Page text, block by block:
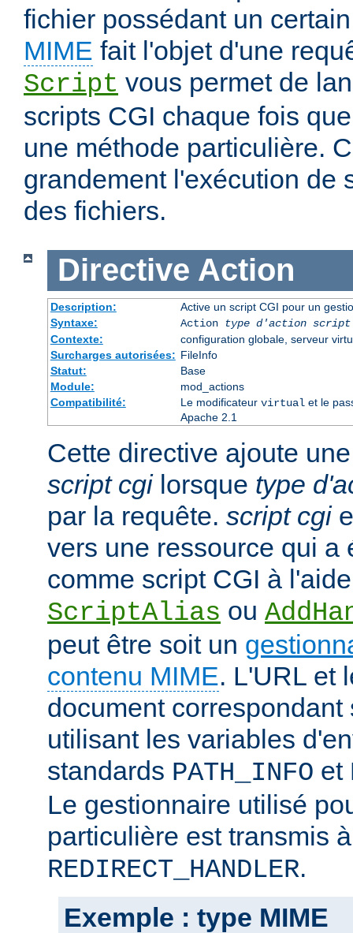
fichier possédant un
MIME fait l'objet d'une
Script vous permet de
scripts CGI chaque fois
une méthode particulière.
grandement l'exécution de
des fichiers.
Directive Action
Description:
Active un script CGI pour un
Syntaxe:
Action type d'action
Contexte:
configuration globale, serveur
Surcharges autorisées: FileInfo
Statut:
Base
Module:
mod_actions
Compatibilité:
Le modificateur virtual et le
Apache 2.1
Cette directive ajoute
script cgilorsque type
par la requête. script cgi
vers une ressource qui a
comme script CGI à
ScriptAlias ou
peut être soit un
contenu MIME. L'URL et
document
utilisant les variables
standards PATH_INFO et
Le gestionnaire utilisé
particulière est transmis
REDIRECT_HANDLER.
Exemple : type MIME